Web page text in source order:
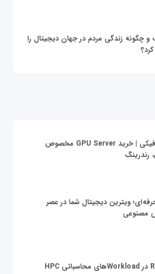
چگونه زندگی مردم در جهان دیجیتال را
قیمت سرور گرافیکی | خرید GPU Server مخصوص
ویترین دیجیتال شما در عصر
مصنوعی